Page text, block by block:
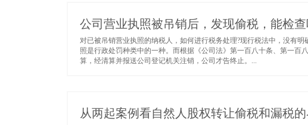
公司营业执照被吊销后，发现偷税，能检查
对已被吊销营业执照的纳税人，如何进行税务处理?现行税法中，没有
照是行政处罚种类中的一种。而根据《公司法》第一百八十条、第一
算，经清算并报送公司登记机关注销，公司才告终止。...
从两起案例看自然人股权转让偷税和漏税